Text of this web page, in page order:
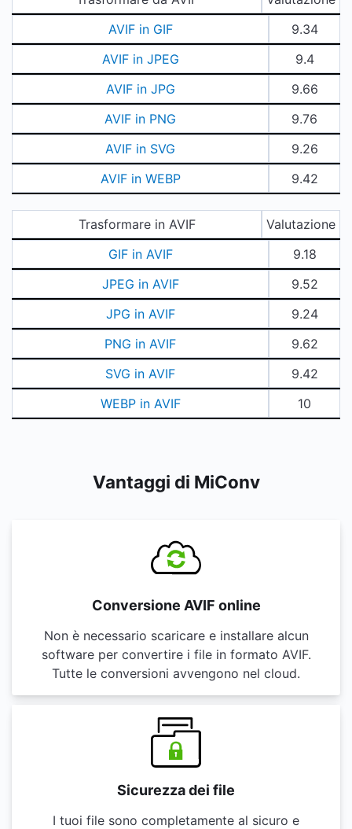
AVIF in GIF
9.34
AVIF in JPEG
9.4
AVIF in JPG
9.66
AVIF in PNG
9.76
AVIF in SVG
9.26
AVIF in WEBP
9.42
Trasformare in AVIF
Valutazione
GIF in AVIF
9.18
JPEG in AVIF
9.52
JPG in AVIF
9.24
PNG in AVIF
9.62
SVG in AVIF
9.42
WEBP in AVIF
10
Vantaggi di MiConv
Conversione AVIF online
Non è necessario scaricare e installare alcun
software per convertire i file in formato AVIF.
Tutte le conversioni avvengono nel cloud.
Sicurezza dei file
I tuoi file sono completamente al sicuro e